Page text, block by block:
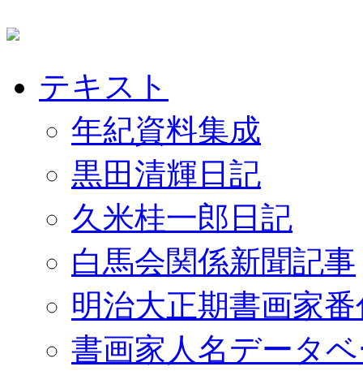
テキスト
年紀資料集成
黒田清輝日記
久米桂一郎日記
白馬会関係新聞記事
明治大正期書画家
書画家人名データ